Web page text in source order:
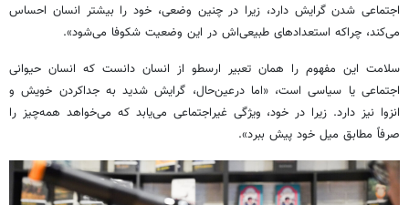
اجتماعی شدن گرایش دارد، زیرا در چنین وضعی، خود را بیشتر انسان احساس
می‌کند، چراکه استعدادهای طبیعی‌اش در این وضعیت شکوفا می‌شود».
سلامت این مفهوم را همان تعبیر ارسطو از انسان دانست که انسان حیوانی
اجتماعی یا سیاسی است، «اما درعین‌حال، گرایش شدید به جداکردن خویش و
انزوا نیز دارد. زیرا در خود، ویژگی غیراجتماعی می‌یابد که می‌خواهد همه‌چیز را
صرفاً مطابق میل خود پیش ببرد».